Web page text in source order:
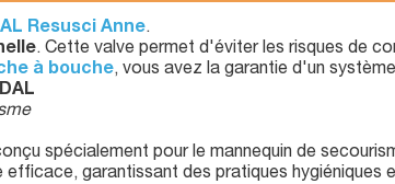
Resusci Anne.
. Cette valve permet d'éviter les risques de
à bouche, vous avez la garantie d'un
spécialement pour le mannequin de
garantissant des pratiques hygiéniques